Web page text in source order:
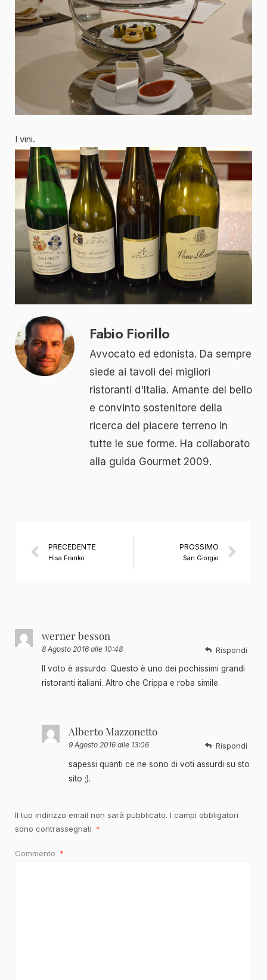
I vini.
Fabio Fiorillo
Avvocato ed edonista. Da sempre
siede ai tavoli dei migliori
ristoranti d'Italia. Amante del bello
e convinto sostenitore della
ricerca del piacere terreno in
tutte le sue forme. Ha collaborato
alla guida Gourmet 2009.
PRECEDENTE
Hisa Franko
PROSSIMO
San Giorgio
werner besson
8 Agosto 2016 alle 10:48
Il voto è assurdo. Questo è uno dei pochissimi grandi
ristoranti italiani. Altro che Crippa e roba simile.
Rispondi
Alberto Mazzonetto
9 Agosto 2016 alle 13:06
sapessi quanti ce ne sono di voti assurdi su sto
sito ;).
Rispondi
Il tuo indirizzo email non sarà pubblicato. I campi obbligatori
sono contrassegnati *
Commento *